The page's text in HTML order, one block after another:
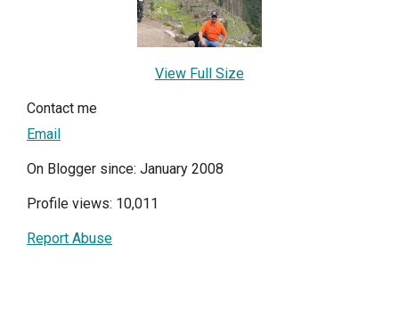
View Full Size
Contact me
Email
On Blogger since: January 2008
Profile views: 10,011
Report Abuse